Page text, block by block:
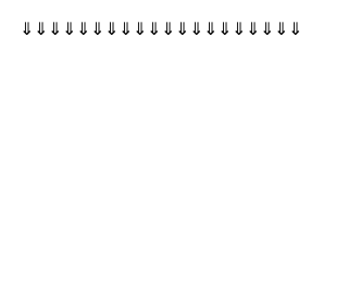
⇓⇓⇓⇓⇓⇓⇓⇓⇓⇓⇓⇓⇓⇓⇓⇓⇓⇓⇓⇓